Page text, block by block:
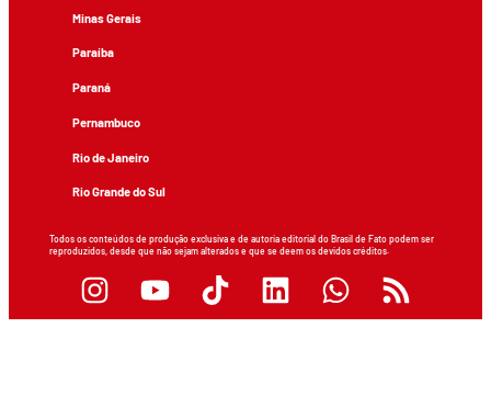
Minas Gerais
Paraíba
Paraná
Pernambuco
Rio de Janeiro
Rio Grande do Sul
Todos os conteúdos de produção exclusiva e de autoria editorial do Brasil de Fato podem ser
reproduzidos, desde que não sejam alterados e que se deem os devidos créditos.